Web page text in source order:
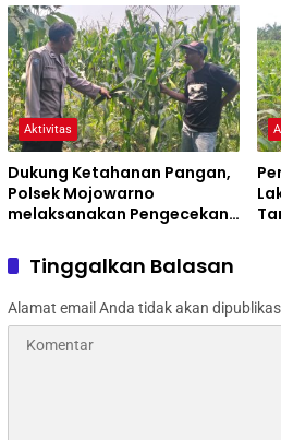
Mendukung Ketahanan
Pangan
Aktivitas
Dukung Ketahanan Pangan,
Polsek Mojowarno
melaksanakan Pengecekan
Tinggalkan Balasan
Alamat email Anda tidak akan